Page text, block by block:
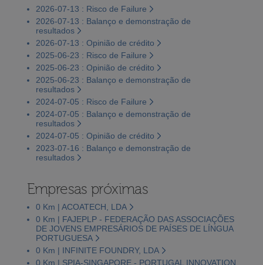
2026-07-13 : Risco de Failure
2026-07-13 : Balanço e demonstração de
resultados
2026-07-13 : Opinião de crédito
2025-06-23 : Risco de Failure
2025-06-23 : Opinião de crédito
2025-06-23 : Balanço e demonstração de
resultados
2024-07-05 : Risco de Failure
2024-07-05 : Balanço e demonstração de
resultados
2024-07-05 : Opinião de crédito
2023-07-16 : Balanço e demonstração de
resultados
Empresas próximas
0 Km | ACOATECH, LDA
0 Km | FAJEPLP - FEDERAÇÃO DAS ASSOCIAÇÕES
DE JOVENS EMPRESÁRIOS DE PAÍSES DE LÍNGUA
PORTUGUESA
0 Km | INFINITE FOUNDRY, LDA
0 Km | SPIA-SINGAPORE - PORTUGAL INNOVATION